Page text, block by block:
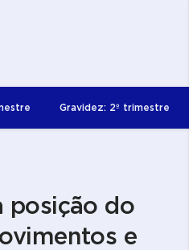
Gravidez: 2º trimestre
posição do
e